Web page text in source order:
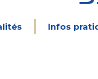
Infos